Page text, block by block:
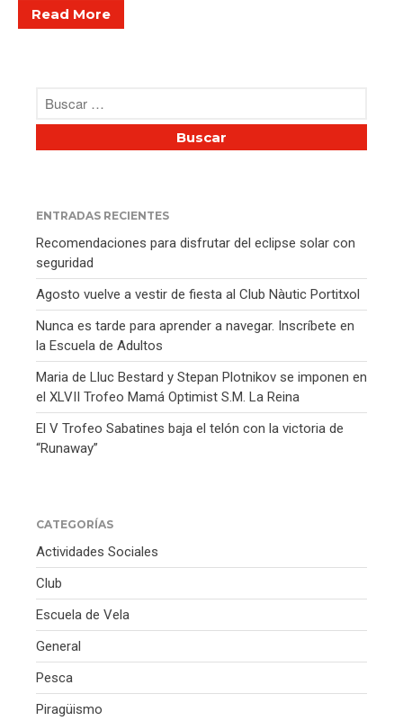
Read More
ENTRADAS RECIENTES
Recomendaciones para disfrutar del eclipse solar con
seguridad
Agosto vuelve a vestir de fiesta al Club Nàutic Portitxol
Nunca es tarde para aprender a navegar. Inscríbete en
la Escuela de Adultos
Maria de Lluc Bestard y Stepan Plotnikov se imponen en
el XLVII Trofeo Mamá Optimist S.M. La Reina
El V Trofeo Sabatines baja el telón con la victoria de
“Runaway”
CATEGORÍAS
Actividades Sociales
Club
Escuela de Vela
General
Pesca
Piragüismo